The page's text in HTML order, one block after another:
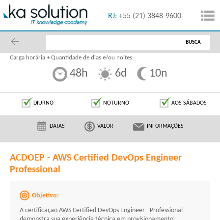
(11) 5091-1616 RJ: +55 (21) 3848-9600
BUSCA
Carga horária + Quantidade de dias e/ou noites:
48h 6d 10n
DIURNO NOTURNO AOS SÁBADOS
DATAS VALOR INFORMAÇÕES
ACDOEP - AWS Certified DevOps Engineer
Professional
Objetivo:
A certificação AWS Certified DevOps Engineer - Professional